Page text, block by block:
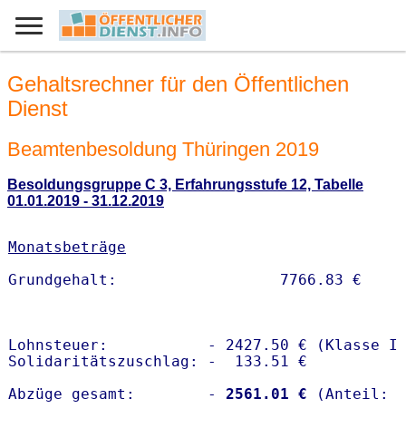
Gehaltsrechner für den Öffentlichen
Dienst
Beamtenbesoldung Thüringen 2019
Besoldungsgruppe C 3, Erfahrungsstufe 12, Tabelle
01.01.2019 - 31.12.2019
Monatsbeträge
Lohnsteuer:           - 2427.50 € (Klasse I)
Solidaritätszuschlag: -  133.51 €
Abzüge gesamt:        -
2561.01 €